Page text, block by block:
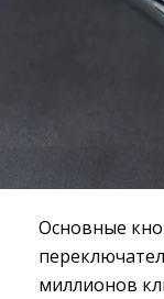
Основные
миллионов